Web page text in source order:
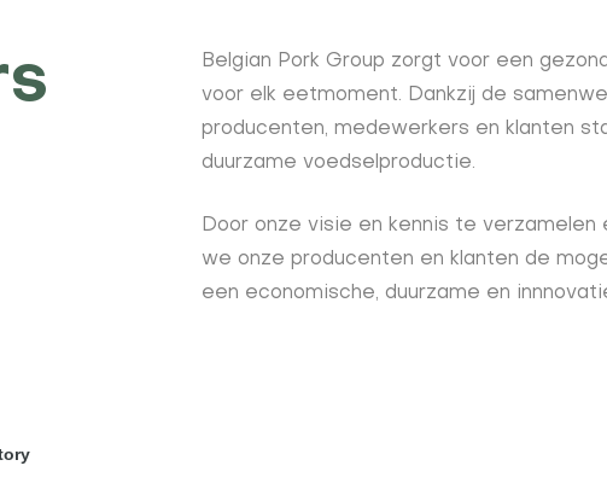
Belgian Pork Group zorgt voor een
voor elk eetmoment. Dankzij de
producenten, medewerkers en klanten
duurzame voedselproductie.
Door onze visie en kennis te
we onze producenten en klanten de
een economische, duurzame en